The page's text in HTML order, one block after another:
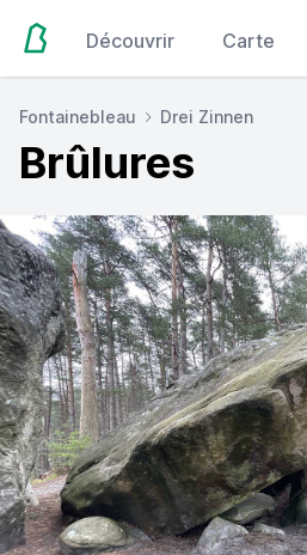
Découvrir Carte
Fontainebleau Drei Zinnen
Brûlures